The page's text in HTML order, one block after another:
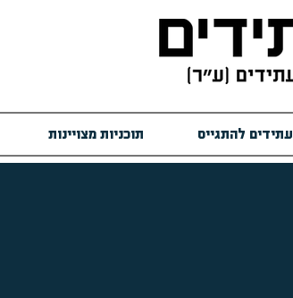
עתידים להתגייס תוכניות מצויינות